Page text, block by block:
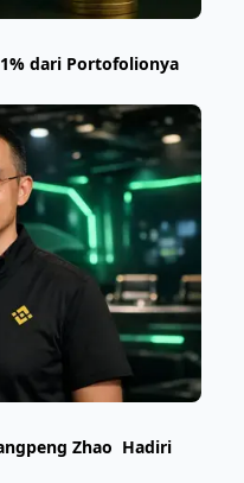
dari Portofolionya
Zhao Hadiri